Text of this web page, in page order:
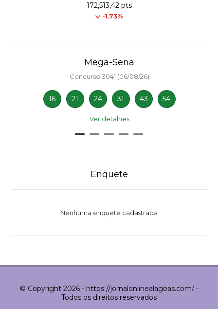
172,513,42 pts
-1.73%
Mega-Sena
Concurso 3041 (06/08/26)
16 21 24 31 43 54
Ver detalhes
Enquete
Nenhuma enquete cadastrada
© Copyright 2026 - https://jornalonlinealagoas.com/ -
Todos os direitos reservados